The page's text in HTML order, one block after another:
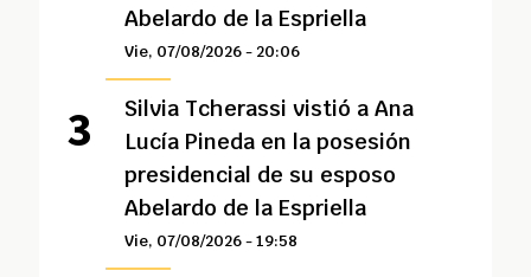
Abelardo de la Espriella
Vie, 07/08/2026 - 20:06
Silvia Tcherassi vistió a Ana
Lucía Pineda en la posesión
presidencial de su esposo
Abelardo de la Espriella
Vie, 07/08/2026 - 19:58